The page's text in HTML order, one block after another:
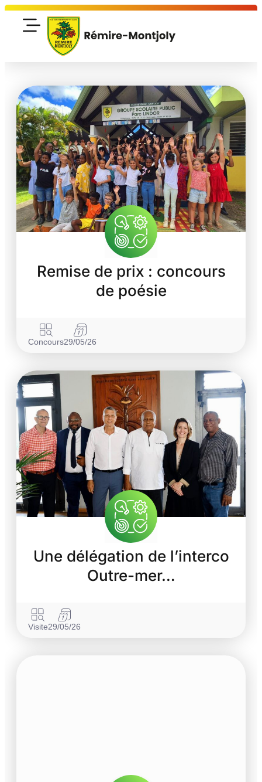
Remise de prix : concours
de poésie
Concours29/05/26
Une délégation de l’interco
Outre-mer…
Visite29/05/26